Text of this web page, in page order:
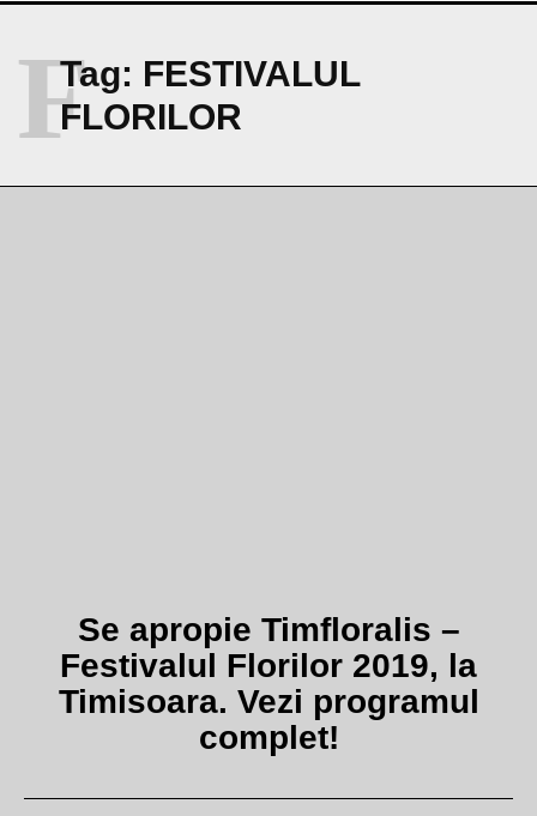
Tag: FESTIVALUL
FLORILOR
F
Se apropie Timfloralis –
Festivalul Florilor 2019, la
Timisoara. Vezi programul
complet!